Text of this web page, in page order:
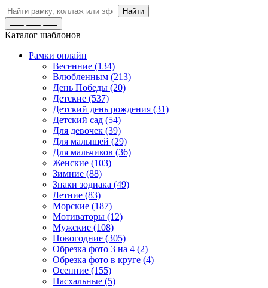
Найти
Каталог шаблонов
Рамки онлайн
Весенние (134)
Влюбленным (213)
День Победы (20)
Детские (537)
Детский день рождения (31)
Детский сад (54)
Для девочек (39)
Для малышей (29)
Для мальчиков (36)
Женские (103)
Зимние (88)
Знаки зодиака (49)
Летние (83)
Морские (187)
Мотиваторы (12)
Мужские (108)
Новогодние (305)
Обрезка фото 3 на 4 (2)
Обрезка фото в круге (4)
Осенние (155)
Пасхальные (5)